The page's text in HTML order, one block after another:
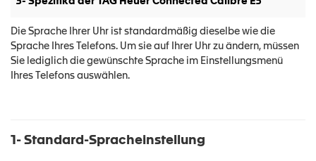
Die Sprache Ihrer Uhr ist standardmäßig dieselbe wie die
Sprache Ihres Telefons. Um sie auf Ihrer Uhr zu ändern, müssen
Sie lediglich die gewünschte Sprache im Einstellungsmenü
Ihres Telefons auswählen.
1- Standard-Spracheinstellung